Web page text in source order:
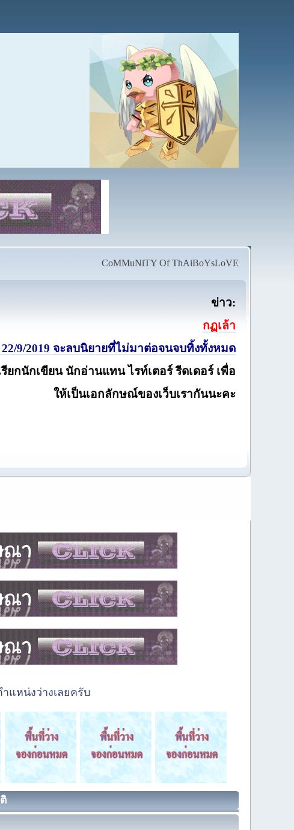
CoMMuNiTY Of ThAiBoYsLoVE
ข่าว:
กฏเล้า
9/2019 จะลบนิยายที่ไม่มาต่อจนจบทิ้งทั้งหมด
ยกนักเขียน นักอ่านแทน ไรท์เตอร์ รีดเดอร์ เพื่อ
ให้เป็นเอกลักษณ์ของเว็บเรากันนะคะ
ำแหน่งว่างเลยครับ